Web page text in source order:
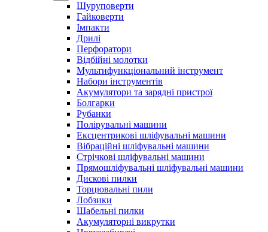
Шуруповерти
Гайковерти
Імпакти
Дрилі
Перфоратори
Відбійні молотки
Мультифункціональний інструмент
Набори інструментів
Акумулятори та зарядні пристрої
Болгарки
Рубанки
Полірувальні машини
Ексцентрикові шліфувальні машини
Вібраційні шліфувальні машини
Стрічкові шліфувальні машини
Прямошліфувальні шліфувальні машини
Дискові пилки
Торцювальні пили
Лобзики
Шабельні пилки
Акумуляторні викрутки